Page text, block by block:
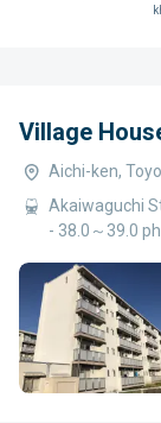
Village
Aichi-ken,
Akaiwaguchi
- 38.0～39.0